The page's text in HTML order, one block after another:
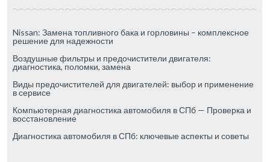
Nissan: Замена топливного бака и горловины – комплексное
решение для надежности
Воздушные фильтры и предочистители двигателя:
диагностика, поломки, замена
Виды предочистителей для двигателей: выбор и применение
в сервисе
Компьютерная диагностика автомобиля в СПб — Проверка и
восстановление
Диагностика автомобиля в СПб: ключевые аспекты и советы